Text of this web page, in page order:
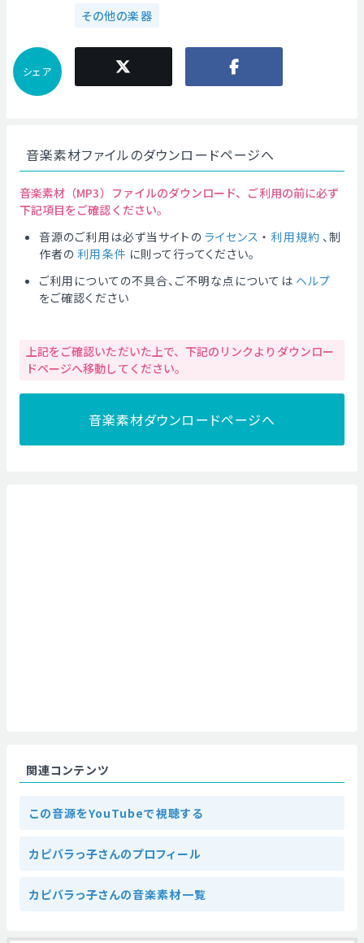
その他の楽器
シェア
音楽素材ファイルのダウンロードページへ
音楽素材（MP3）ファイルのダウンロード、ご利用の前に必ず
下記項目をご確認ください。
音源のご利用は必ず当サイトの ライセンス ・ 利用規約 、制
作者の 利用条件 に則って行ってください。
ご利用についての不具合、ご不明な点については ヘルプ
をご確認ください
上記をご確認いただいた上で、下記のリンクよりダウンロー
ドページへ移動してください。
音楽素材ダウンロードページへ
関連コンテンツ
この音源をYouTubeで視聴する
カピバラっ子さんのプロフィール
カピバラっ子さんの音楽素材一覧